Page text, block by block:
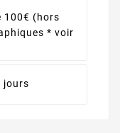
100€ (hors
* voir
jours